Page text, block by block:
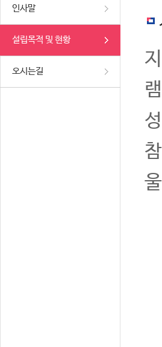
인사말
설립목적 및 현황
오시는길